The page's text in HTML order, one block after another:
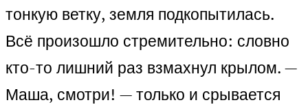
тонкую ветку, земля подкопытилась.
Всё произошло стремительно: словно
кто-то лишний раз взмахнул крылом. —
Маша, смотри! — только и срывается